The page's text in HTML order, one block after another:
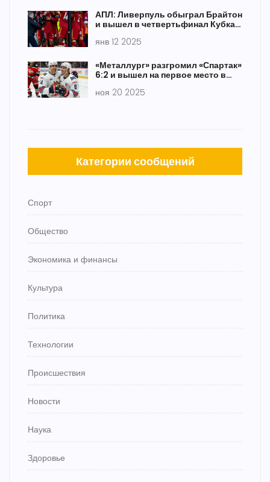
АПЛ: Ливерпуль обыграл Брайтон
и вышел в четвертьфинал Кубка
янв 12 2025
«Металлург» разгромил «Спартак»
6:2 и вышел на первое место в
ноя 20 2025
Категории сообщений
Спорт
Общество
Экономика и финансы
Культура
Политика
Технологии
Происшествия
Новости
Наука
Здоровье